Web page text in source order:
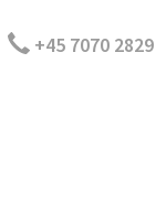
+45 7070 2829